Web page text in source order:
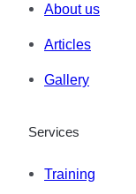
About us
Articles
Gallery
Services
Training